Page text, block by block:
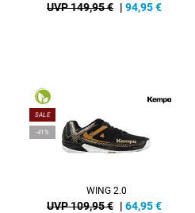
UVP 149,95 € | 94,95€
SALE
-41%
WING 2.0
UVP 109,95 € | 64,95€